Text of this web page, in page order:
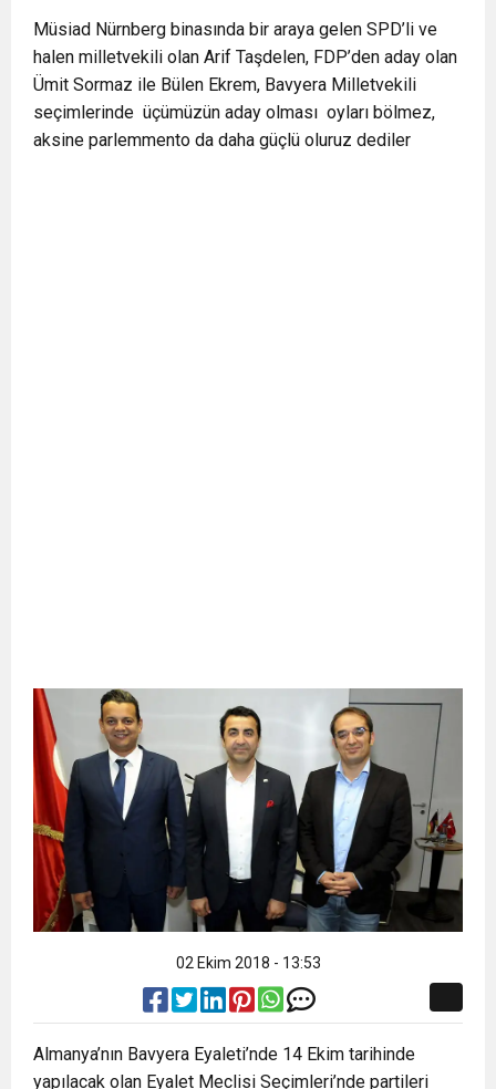
0:12 Nar suyunun antioksidan seviyesi yeşil çaydan
daha yüksek
0:07 DİTİB kurucularından Abdullah Uzunalioğlu‘nun
Müsiad Nürnberg binasında bir araya gelen SPD’li ve
halen milletvekili olan Arif Taşdelen, FDP’den aday olan
Ümit Sormaz ile Bülen Ekrem, Bavyera Milletvekili
seçimlerinde üçümüzün aday olması oyları bölmez,
aksine parlemmento da daha güçlü oluruz dediler
02 Ekim 2018 - 13:53
Almanya’nın Bavyera Eyaleti’nde 14 Ekim tarihinde
yapılacak olan Eyalet Meclisi Seçimleri’nde partileri